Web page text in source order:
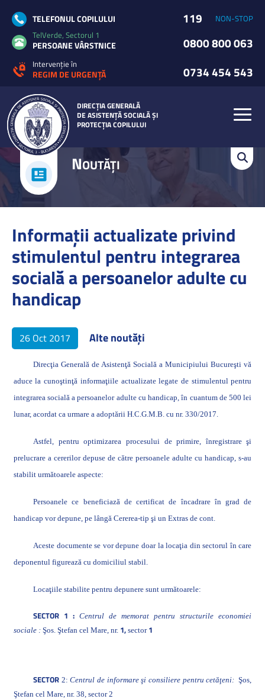
DIRECȚIA GENERALĂ
DE ASISTENȚĂ SOCIALĂ ȘI
PROTECȚIA COPILULUI
TELEFONUL COPILULUI 119
NON-STOP
TelVerde, Sectorul 1
PERSOANE VÂRSTNICE 0800 800 063
Intervenție în
REGIM DE URGENȚĂ 0734 454 543
NOUTĂȚI
Informaţii actualizate privind
stimulentul pentru integrarea
socială a persoanelor adulte cu
handicap
26 Oct 2017 Alte noutăți
Direcţia Generală de Asistenţă Socială a Municipiului Bucureşti vă
aduce la cunoştinţă informaţiile actualizate legate de stimulentul pentru
integrarea socială a persoanelor adulte cu handicap, în cuantum de 500 lei
lunar, acordat ca urmare a adoptării H.C.G.M.B. cu nr. 330/2017.
Astfel, pentru optimizarea procesului de primire, înregistrare şi
prelucrare a cererilor depuse de către persoanele adulte cu handicap, s-au
stabilit următoarele aspecte:
Persoanele ce beneficiază de certificat de încadrare în grad de
handicap vor depune, pe lângă Cererea-tip şi un Extras de cont.
Aceste documente se vor depune doar la locaţia din sectorul în care
deponentul figurează cu domiciliul stabil.
Locaţiile stabilite pentru depunere sunt următoarele:
SECTOR 1 : Centrul de memorat pentru structurile economiei
sociale :Şos. Ştefan cel Mare, nr.1,sector1
SECTOR 2: Centrul de informare şi consiliere pentru cetăţeni: Şos,
Ştefan cel Mare, nr. 38, sector 2